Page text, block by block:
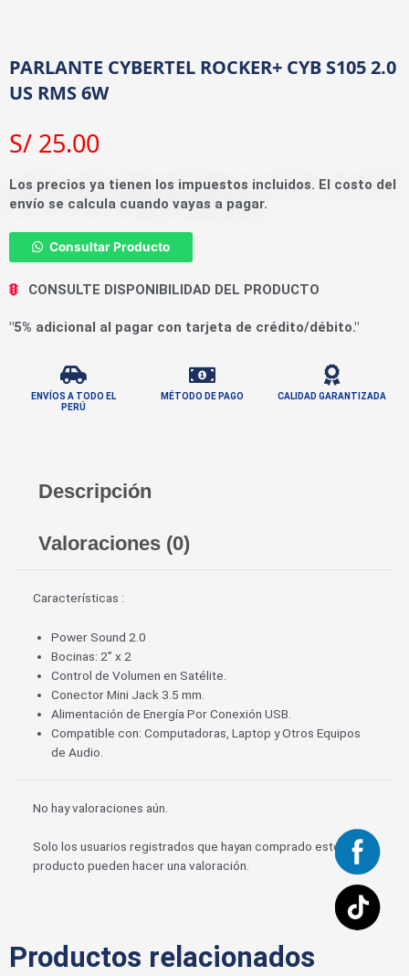
PARLANTE CYBERTEL ROCKER+ CYB S105 2.0
US RMS 6W
S/ 25.00
Los precios ya tienen los impuestos incluidos. El costo del
envío se calcula cuando vayas a pagar.
Consultar Producto
CONSULTE DISPONIBILIDAD DEL PRODUCTO
"5% adicional al pagar con tarjeta de crédito/débito."
ENVÍOS A TODO EL
PERÚ
MÉTODO DE PAGO CALIDAD GARANTIZADA
Descripción
Valoraciones (0)
Características :
Power Sound 2.0
Bocinas: 2” x 2
Control de Volumen en Satélite.
Conector Mini Jack 3.5 mm.
Alimentación de Energía Por Conexión USB.
Compatible con: Computadoras, Laptop y Otros Equipos
de Audio.
No hay valoraciones aún.
Solo los usuarios registrados que hayan comprado este
producto pueden hacer una valoración.
Productos relacionados